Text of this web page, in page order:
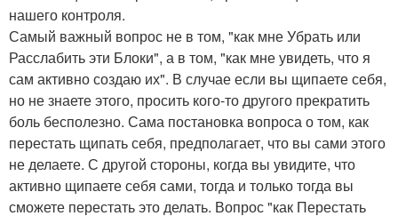
нашего контроля.
Самый важный вопрос не в том, "как мне Убрать или
Расслабить эти Блоки", а в том, "как мне увидеть, что я
сам активно создаю их". В случае если вы щипаете себя,
но не знаете этого, просить кого-то другого прекратить
боль бесполезно. Сама постановка вопроса о том, как
перестать щипать себя, предполагает, что вы сами этого
не делаете. С другой стороны, когда вы увидите, что
активно щипаете себя сами, тогда и только тогда вы
сможете перестать это делать. Вопрос "как Перестать